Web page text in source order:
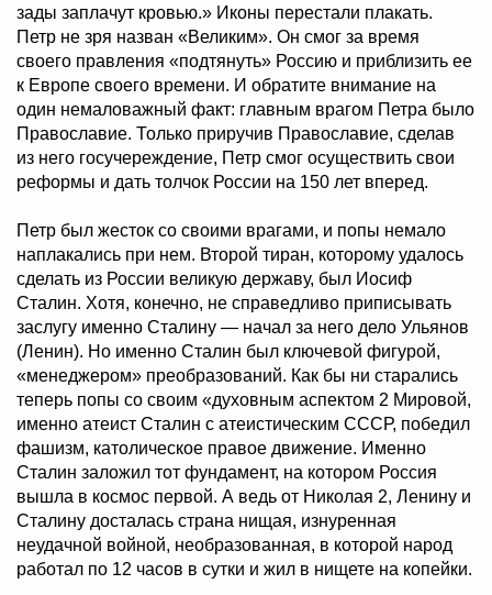
зады заплачут кровью.» Иконы перестали плакать.
Петр не зря назван «Великим». Он смог за время
своего правления «подтянуть» Россию и приблизить ее
к Европе своего времени. И обратите внимание на
один немаловажный факт: главным врагом Петра было
Православие. Только приручив Православие, сделав
из него госучереждение, Петр смог осуществить свои
реформы и дать толчок России на 150 лет вперед.
Петр был жесток со своими врагами, и попы немало
наплакались при нем. Второй тиран, которому удалось
сделать из России великую державу, был Иосиф
Сталин. Хотя, конечно, не справедливо приписывать
заслугу именно Сталину — начал за него дело Ульянов
(Ленин). Но именно Сталин был ключевой фигурой,
«менеджером» преобразований. Как бы ни старались
теперь попы со своим «духовным аспектом 2 Мировой,
именно атеист Сталин с атеистическим СССР, победил
фашизм, католическое правое движение. Именно
Сталин заложил тот фундамент, на котором Россия
вышла в космос первой. А ведь от Николая 2, Ленину и
Сталину досталась страна нищая, изнуренная
неудачной войной, необразованная, в которой народ
работал по 12 часов в сутки и жил в нищете на копейки.